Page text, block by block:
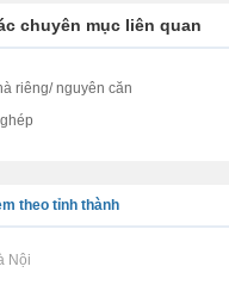
chuyên mục liên quan
riêng/ nguyên căn
theo tỉnh thành
Nội Rao vặt